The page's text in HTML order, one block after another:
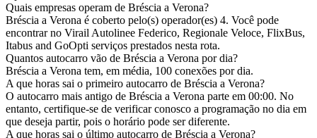
Quais empresas operam de Bréscia a Verona?
Bréscia a Verona é coberto pelo(s) operador(es) 4. Você pode
encontrar no Virail Autolinee Federico, Regionale Veloce, FlixBus,
Itabus and GoOpti serviços prestados nesta rota.
Quantos autocarro vão de Bréscia a Verona por dia?
Bréscia a Verona tem, em média, 100 conexões por dia.
A que horas sai o primeiro autocarro de Bréscia a Verona?
O autocarro mais antigo de Bréscia a Verona parte em 00:00. No
entanto, certifique-se de verificar conosco a programação no dia em
que deseja partir, pois o horário pode ser diferente.
A que horas sai o último autocarro de Bréscia a Verona?